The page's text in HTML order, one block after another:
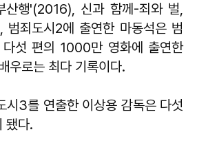
산행'(2016), 신과 함께-죄와 벌,
범죄도시2에 출연한 마동석은 범
섯 편의 1000만 영화에 출연한
우로는 최다 기록이다.
시3를 연출한 이상용 감독은 다섯
됐다.